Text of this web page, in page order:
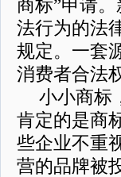
商标”申请
法行为的法
规定。一套
消费者合法
小小商标
肯定的是商
些企业不重
营的品牌被